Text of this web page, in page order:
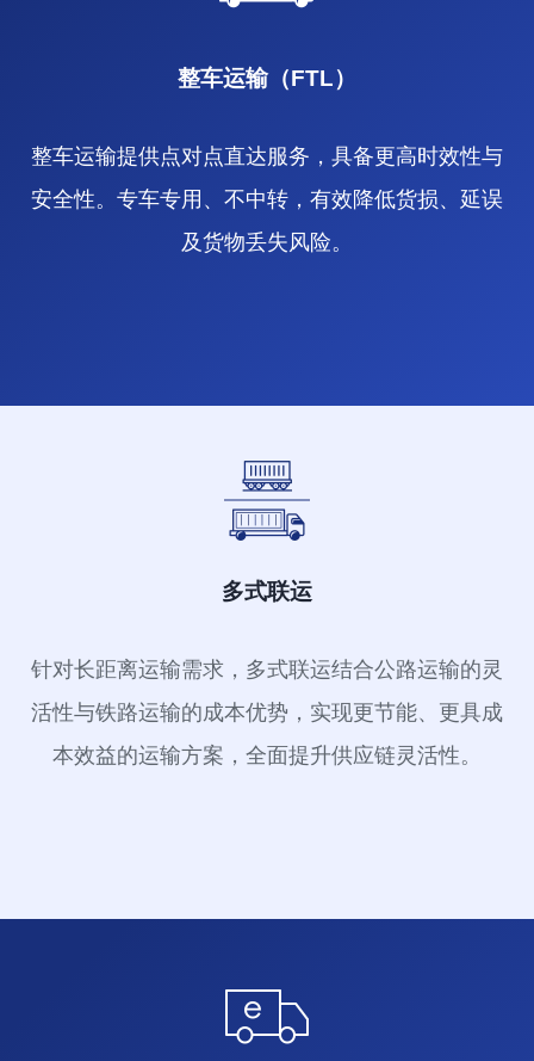
整车运输（FTL）
整车运输提供点对点直达服务，具备更高时效性与
安全性。专车专用、不中转，有效降低货损、延误
及货物丢失风险。
多式联运
针对长距离运输需求，多式联运结合公路运输的灵
活性与铁路运输的成本优势，实现更节能、更具成
本效益的运输方案，全面提升供应链灵活性。